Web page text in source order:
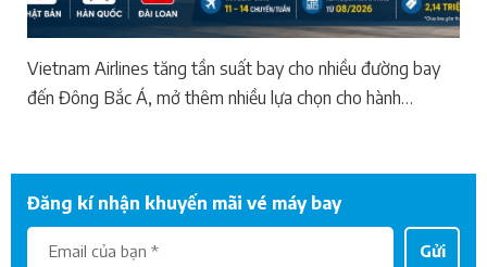
Vietnam Airlines tăng tần suất bay cho nhiều đường bay
đến Đông Bắc Á, mở thêm nhiều lựa chọn cho hành
Đăng kí nhận khuyến mãi vé máy bay
Gửi